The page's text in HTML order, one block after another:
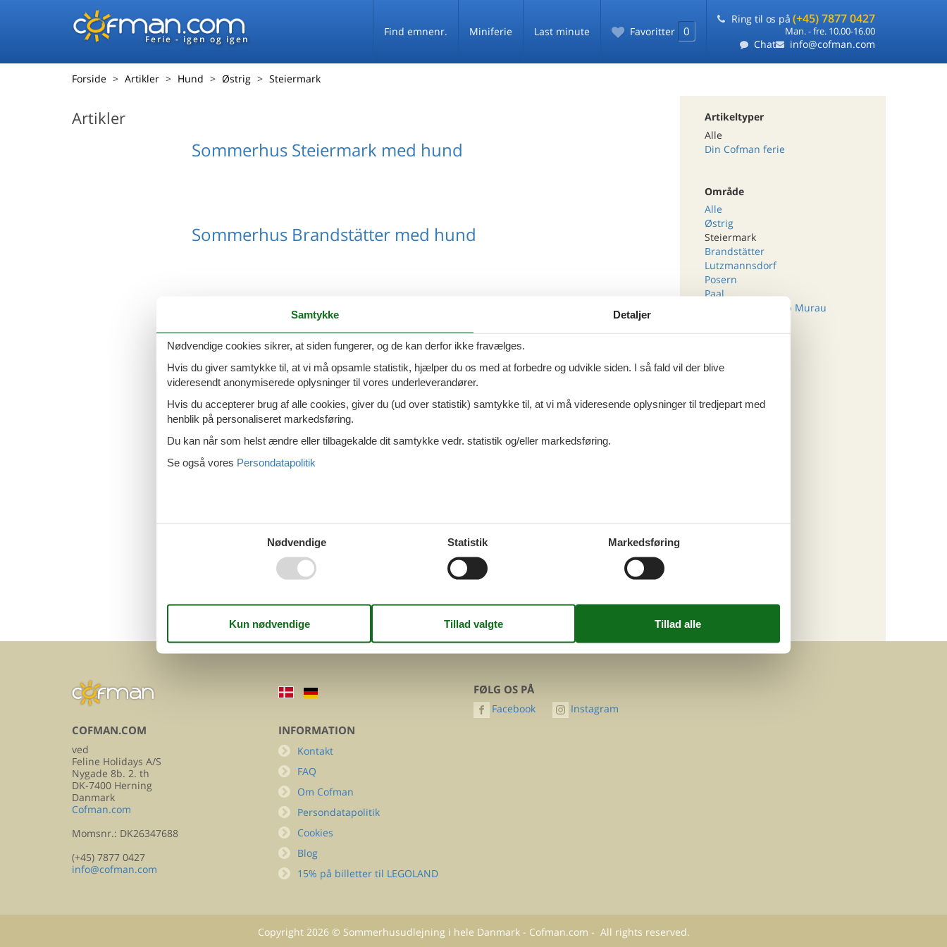
Ferie - igen og igen
Find emnenr. Miniferie Last minute Favoritter 0
Ring til os på (+45) 7877 0427
Man. - fre. 10.00-16.00
Chat info@cofman.com
Forside Artikler Hund Østrig Steiermark
Artikler
Sommerhus Steiermark med hund
Sommerhus Brandstätter med hund
Sommerhus Lutzmannsdorf med hund
Sommerhus Posern med hund
Sommerhus Sankt Lorenzen ob Murau med hund
Artikeltyper
Alle
Din Cofman ferie
Område
Alle
Østrig
Steiermark
Brandstätter
Lutzmannsdorf
Posern
Paal
Sankt Lorenzen ob Murau
Alle
COFMAN.COM
ved
Feline Holidays A/S
Nygade 8b. 2. th
DK-7400 Herning
Danmark
Cofman.com
Momsnr.: DK26347688
(+45) 7877 0427
info@cofman.com
INFORMATION
Kontakt
FAQ
Om Cofman
Persondatapolitik
Cookies
Blog
15% på billetter til LEGOLAND
FØLG OS PÅ
Facebook Instagram
Copyright 2026© Sommerhusudlejning i hele Danmark - Cofman.com - All rights reserved.
Samtykke Detaljer
Nødvendige cookies sikrer, at siden fungerer, og de kan derfor ikke fravælges.
Hvis du giver samtykke til, at vi må opsamle statistik, hjælper du os med at forbedre og udvikle siden. I så fald vil der blive
videresendt anonymiserede oplysninger til vores underleverandører.
Hvis du accepterer brug af alle cookies, giver du (ud over statistik) samtykke til, at vi må videresende oplysninger til tredjepart med
henblik på personaliseret markedsføring.
Du kan når som helst ændre eller tilbagekalde dit samtykke vedr. statistik og/eller markedsføring.
Se også vores Persondatapolitik
Nødvendige Statistik Markedsføring